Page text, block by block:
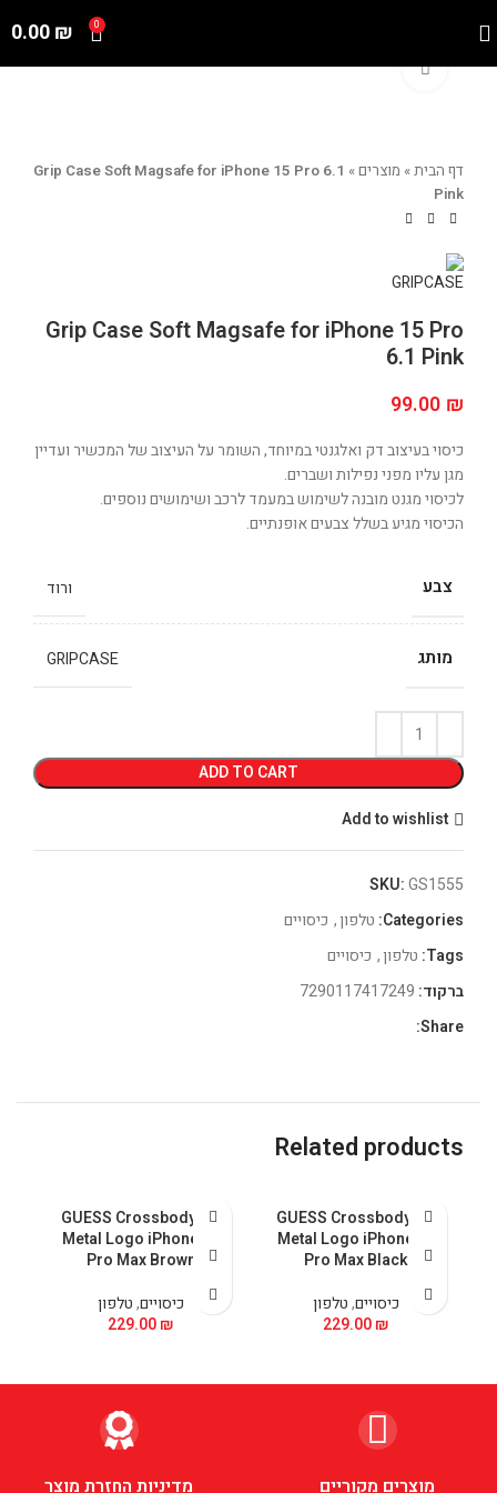
0
0.00₪
Click to enlarge
דף הבית» מוצרים»
Grip Case Soft Magsafe for iPhone 15 Pro 6.1
Pink
Grip Case Soft Magsafe for iPhone 15 Pro
6.1 Pink
99.00 ₪
כיסוי בעיצוב דק ואלגנטי במיוחד, השומר על העיצוב של המכשיר ועדיין
מגן עליו מפני נפילות ושברים.
לכיסוי מגנט מובנה לשימוש במעמד לרכב ושימושים נוספים.
הכיסוי מגיע בשלל צבעים אופנתיים.
צבע ורוד
מותג GRIPCASE
ADD TO CART
Add to wishlist
SKU:GS1555
Categories: טלפון, כיסויים
Tags: טלפון, כיסויים
ברקוד:
Share:
Related products
GUESS Crossbody PU
Metal Logo iPhone 15
Pro Max Black
כיסויים,טלפון
229.00₪
GUESS Crossbody PU
Metal Logo iPhone 15
Pro Max Brown
כיסויים,טלפון
229.00₪
מוצרים מקוריים מדיניות החזרת מוצר